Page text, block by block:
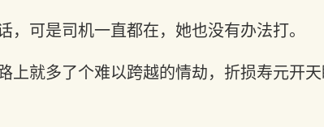
，可是司机一直都在，她也没有办法打。
上就多了个难以跨越的情劫，折损寿元开